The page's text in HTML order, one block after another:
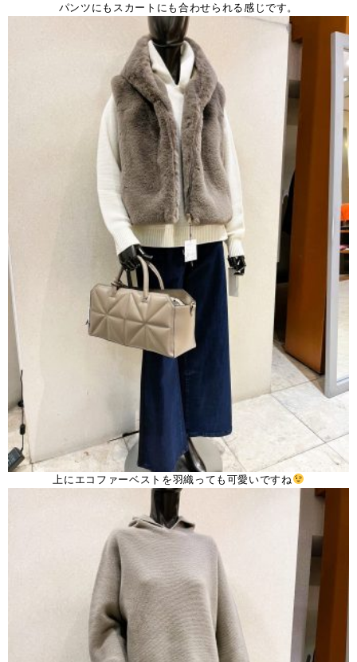
パンツにもスカートにも合わせられる感じです。
上にエコファーベストを羽織っても可愛いですね